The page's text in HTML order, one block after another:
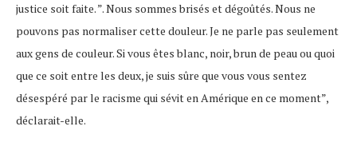
justice soit faite. ”. Nous sommes brisés et dégoûtés. Nous ne
pouvons pas normaliser cette douleur. Je ne parle pas seulement
aux gens de couleur. Si vous êtes blanc, noir, brun de peau ou quoi
que ce soit entre les deux, je suis sûre que vous vous sentez
désespéré par le racisme qui sévit en Amérique en ce moment”,
déclarait-elle.